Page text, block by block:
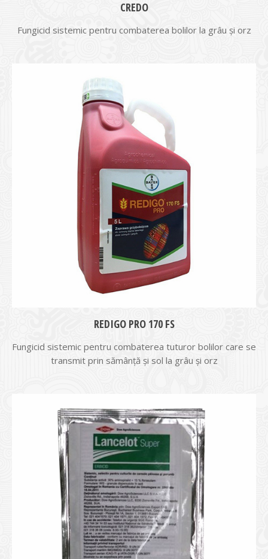
CREDO
Fungicid sistemic pentru combaterea bolilor la grâu şi orz
REDIGO PRO 170 FS
Fungicid sistemic pentru combaterea tuturor bolilor care se
transmit prin sămânţă și sol la grâu şi orz